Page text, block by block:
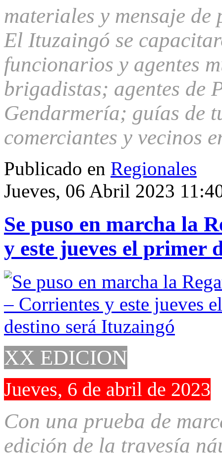
materiales y mensaje
El Ituzaingó se
funcionarios y agentes
brigadistas; agentes de
Gendarmería; guías de
comerciantes y vecinos
Publicado en Regionales
Jueves, 06 Abril 2023
Se puso en marcha la
y este jueves el primer
XX EDICION
Jueves, 6 de abril de 2023
Con una prueba de
edición de la travesía